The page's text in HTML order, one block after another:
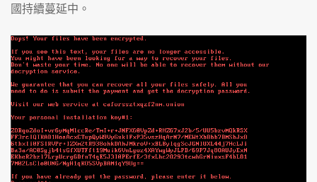
國持續蔓延中。